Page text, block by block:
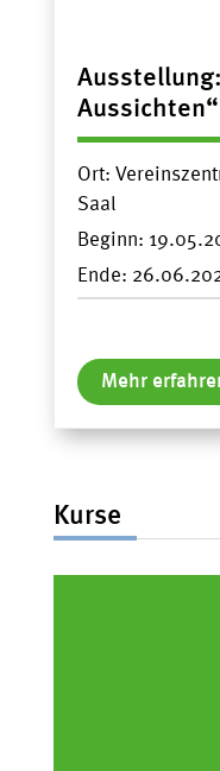
Aussichten“
Ort:
Saal
Beginn:
Ende:
Mehr
Kurse